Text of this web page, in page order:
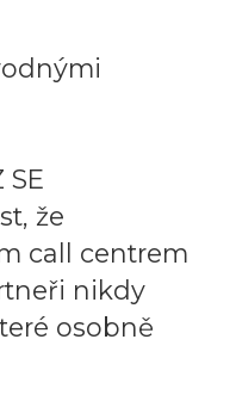
SE
že
call centrem
nikdy
osobně